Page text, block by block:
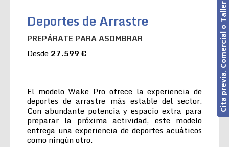
Deportes de Arrastre
PREPÁRATE PARA ASOMBRAR
Desde 27.599 €
El modelo Wake Pro ofrece la experiencia de
deportes de arrastre más estable del sector.
Con abundante potencia y espacio extra para
preparar la próxima actividad, este modelo
entrega una experiencia de deportes acuáticos
como ningún otro.
Cita previa. Comercial o Taller